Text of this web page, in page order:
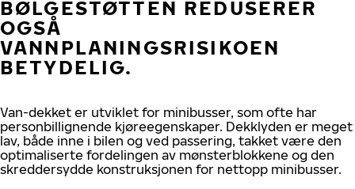
BØLGESTØTTEN REDUSERER
OGSÅ
VANNPLANINGSRISIKOEN
BETYDELIG.
Van-dekket er utviklet for minibusser, som ofte har
personbillignende kjøreegenskaper. Dekklyden er meget
lav, både inne i bilen og ved passering, takket være den
optimaliserte fordelingen av mønsterblokkene og den
skreddersydde konstruksjonen for nettopp minibusser.